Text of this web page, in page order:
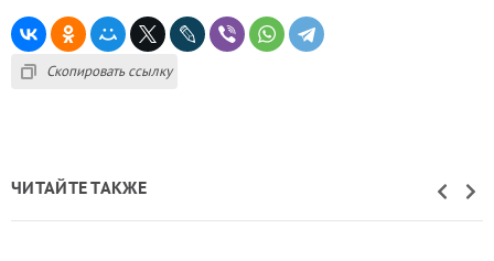
Скопировать ссылку
ЧИТАЙТЕ ТАКЖЕ